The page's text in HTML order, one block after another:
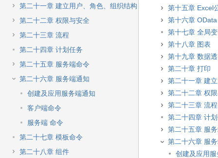
第二十一章 建立用户、角色、组织结构
第二十二章 权限与安全
第二十三章 流程
第二十四章 计划任务
第二十五章 服务端命令
第二十六章 服务端通知
创建及应用服务端通知
客户端命令
服务端 命令
第二十七章 模板命令
第二十八章 组件
第十五章 Excel
第十六章 OData
第十七章 全局
第十八章 图表
第十九章 数据
第二十章 打印
第二十一章 建
第二十二章 权
第二十三章 流程
第二十四章 计
第二十五章 服
第二十六章 服
创建及应用